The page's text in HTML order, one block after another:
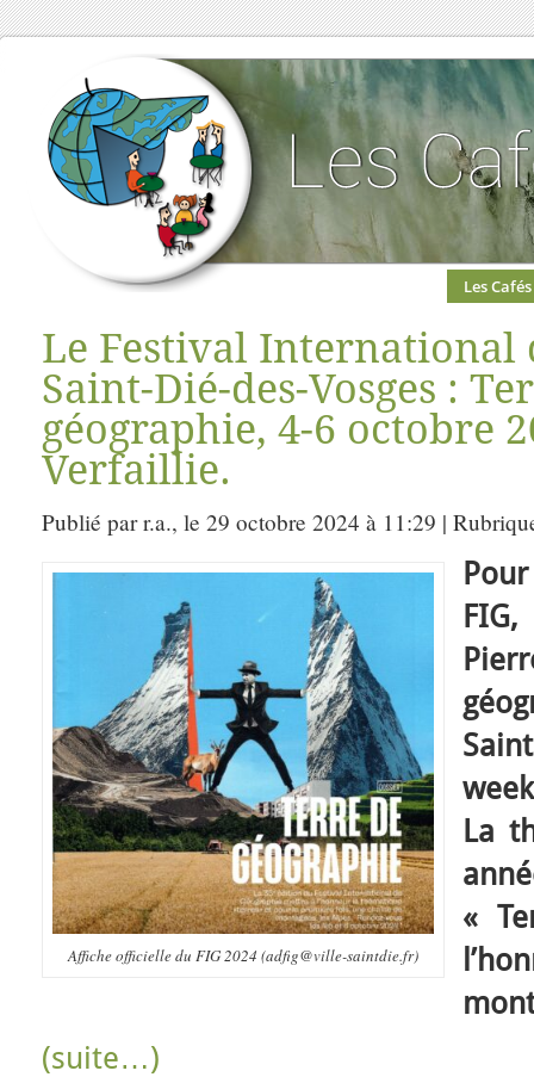
Les Cafés
Le Festival International
Saint-Dié-des-Vosges :
géographie, 4-6 octobre
Verfaillie.
Publié par r.a., le 29 octobre 2024 à 11:29 |
Affiche officielle du FIG 2024 (adfig@ville-saintdie.fr)
La
«
(suite…)